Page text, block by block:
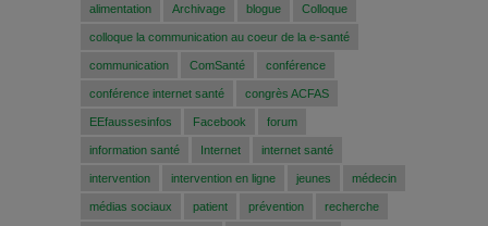
alimentation Archivage blogue Colloque
colloque la communication au coeur de la e-santé
communication ComSanté conférence
conférence internet santé congrès ACFAS
EEfaussesinfos Facebook forum
information santé Internet internet santé
intervention intervention en ligne jeunes médecin
médias sociaux patient prévention recherche